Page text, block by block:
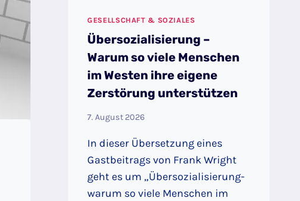
GESELLSCHAFT & SOZIALES
Übersozialisierung –
Warum so viele Menschen
im Westen ihre eigene
Zerstörung unterstützen
7. August 2026
In dieser Übersetzung eines
Gastbeitrags von Frank Wright
geht es um „Übersozialisierung-
warum so viele Menschen im